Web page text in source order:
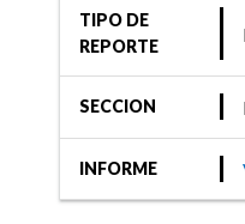
20-abr-2020
Informe Crediticio
FIX
revisó las
TIPO DE
REPORTE
SECCION
INFORME